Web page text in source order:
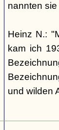
nannten
Heinz N.:
kam ich
und wilden